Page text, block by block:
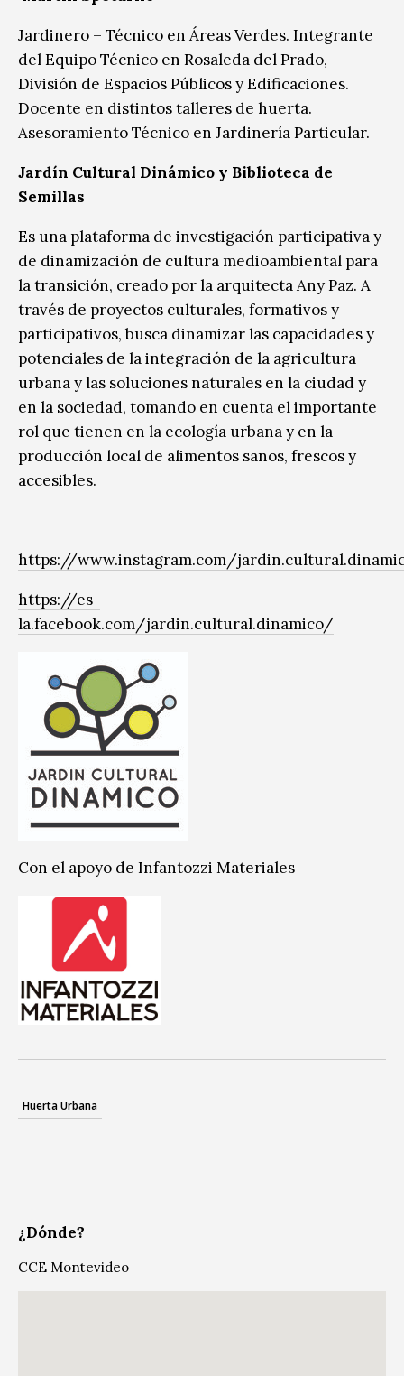
Jardinero – Técnico en Áreas Verdes. Integrante
del Equipo Técnico en Rosaleda del Prado,
División de Espacios Públicos y Edificaciones.
Docente en distintos talleres de huerta.
Asesoramiento Técnico en Jardinería Particular.
Jardín Cultural Dinámico y Biblioteca de
Semillas
Es una plataforma de investigación participativa y
de dinamización de cultura medioambiental para
la transición, creado por la arquitecta Any Paz. A
través de proyectos culturales, formativos y
participativos, busca dinamizar las capacidades y
potenciales de la integración de la agricultura
urbana y las soluciones naturales en la ciudad y
en la sociedad, tomando en cuenta el importante
rol que tienen en la ecología urbana y en la
producción local de alimentos sanos, frescos y
accesibles.
https://www.instagram.com/
https://es-
la.facebook.com/jardin.cultural.dinamico/
Con el apoyo de Infantozzi Materiales
Huerta Urbana
¿Dónde?
CCE Montevideo